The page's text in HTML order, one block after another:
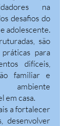
na
desafios do
adolescente.
são
para
difíceis,
familiar e
em casa.
a fortalecer
desenvolver